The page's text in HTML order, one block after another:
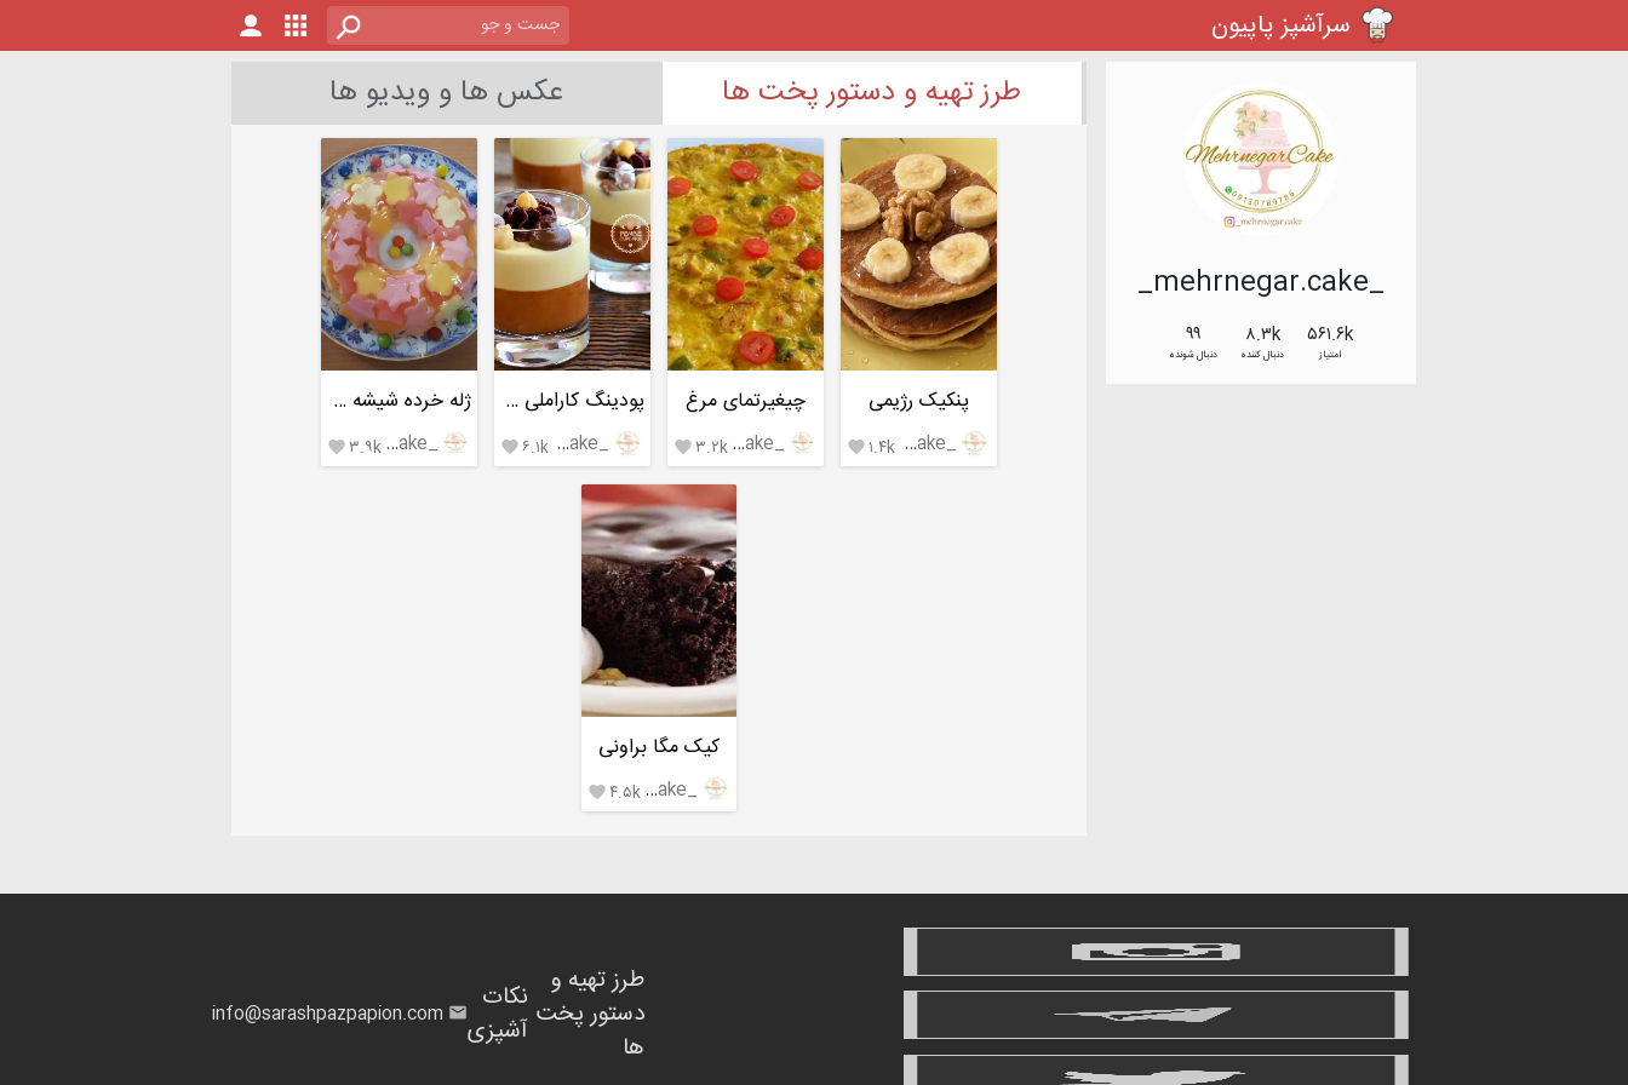
سرآشپز پاپیون
_mehrnegar.cake_
۵۶۱.۶k
امتیاز
۸.۳k
دنبال کننده
۹۹
دنبال شونده
طرز تهیه و دستور پخت ها عکس ها و ویدیو ها
پنکیک رژیمی
_mehrnegar.cake_ ۱.۴k
چیغیرتمای مرغ
_mehrnegar.cake_۳.۲k
پودینگ کاراملی دو رنگ
_mehrnegar.cake_ ۶.۱k
ژله خرده شیشه شفاف
_mehrnegar.cake_۳.۹k
کیک مگا براونی
_mehrnegar.cake_ ۴.۵k 
طرز تهیه و
دستور پخت
ها
نکات
آشپزی
info@sarashpazpapion.com